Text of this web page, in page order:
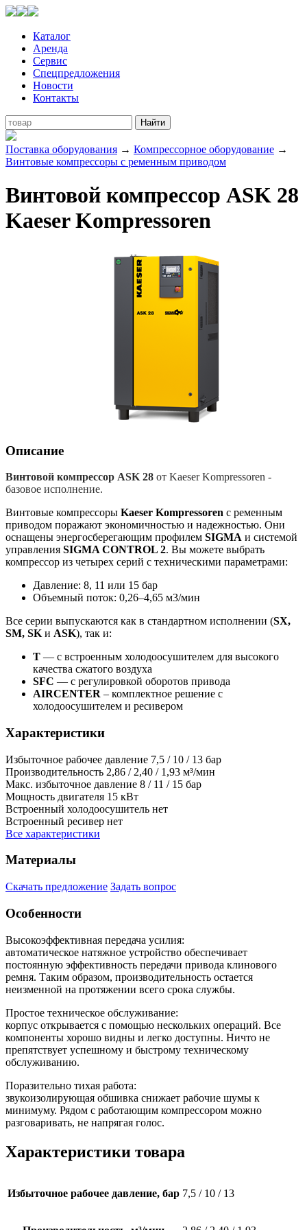
Каталог
Аренда
Сервис
Спецпредложения
Новости
Контакты
Поставка оборудования → Компрессорное оборудование →
Винтовые компрессоры с ременным приводом
Винтовой компрессор ASK 28
Kaeser Kompressoren
Описание
Винтовой компрессор ASK 28 от Kaeser Kompressoren -
базовое исполнение.
Винтовые компрессоры Kaeser Kompressoren с ременным
приводом поражают экономичностью и надежностью. Они
оснащены энергосберегающим профилем SIGMA и системой
управления SIGMA CONTROL 2. Вы можете выбрать
компрессор из четырех серий с техническими параметрами:
Давление: 8, 11 или 15 бар
Объемный поток: 0,26–4,65 м3/мин
Все серии выпускаются как в стандартном исполнении (SX,
SM, SK и ASK), так и:
T — с встроенным холодоосушителем для высокого
качества сжатого воздуха
SFC — с регулировкой оборотов привода
AIRCENTER – комплектное решение с
холодоосушителем и ресивером
Характеристики
Избыточное рабочее давление 7,5 / 10 / 13 бар
Производительность 2,86 / 2,40 / 1,93 м³/мин
Макс. избыточное давление 8 / 11 / 15 бар
Мощность двигателя 15 кВт
Встроенный холодоосушитель нет
Встроенный ресивер нет
Все характеристики
Материалы
Скачать предложение Задать вопрос
Особенности
Высокоэффективная передача усилия:
автоматическое натяжное устройство обеспечивает
постоянную эффективность передачи привода клинового
ремня. Таким образом, производительность остается
неизменной на протяжении всего срока службы.
Простое техническое обслуживание:
корпус открывается с помощью нескольких операций. Все
компоненты хорошо видны и легко доступны. Ничто не
препятствует успешному и быстрому техническому
обслуживанию.
Поразительно тихая работа:
звукоизолирующая обшивка снижает рабочие шумы к
минимуму. Рядом с работающим компрессором можно
разговаривать, не напрягая голос.
Характеристики товара
Избыточное рабочее давление, бар 7,5 / 10 / 13